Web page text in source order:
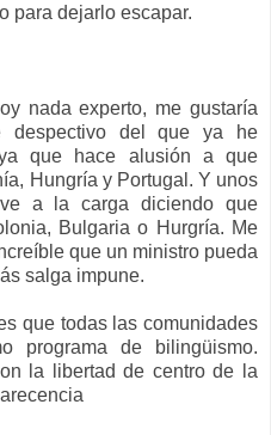
para dejarlo escapar.
nada experto, me gustaría
despectivo del que ya he
que hace alusión a que
Hungría y Portugal. Y unos
a la carga diciendo que
Bulgaria o Hurgría. Me
que un ministro pueda
salga impune.
que todas las comunidades
programa de bilingüismo.
la libertad de centro de la